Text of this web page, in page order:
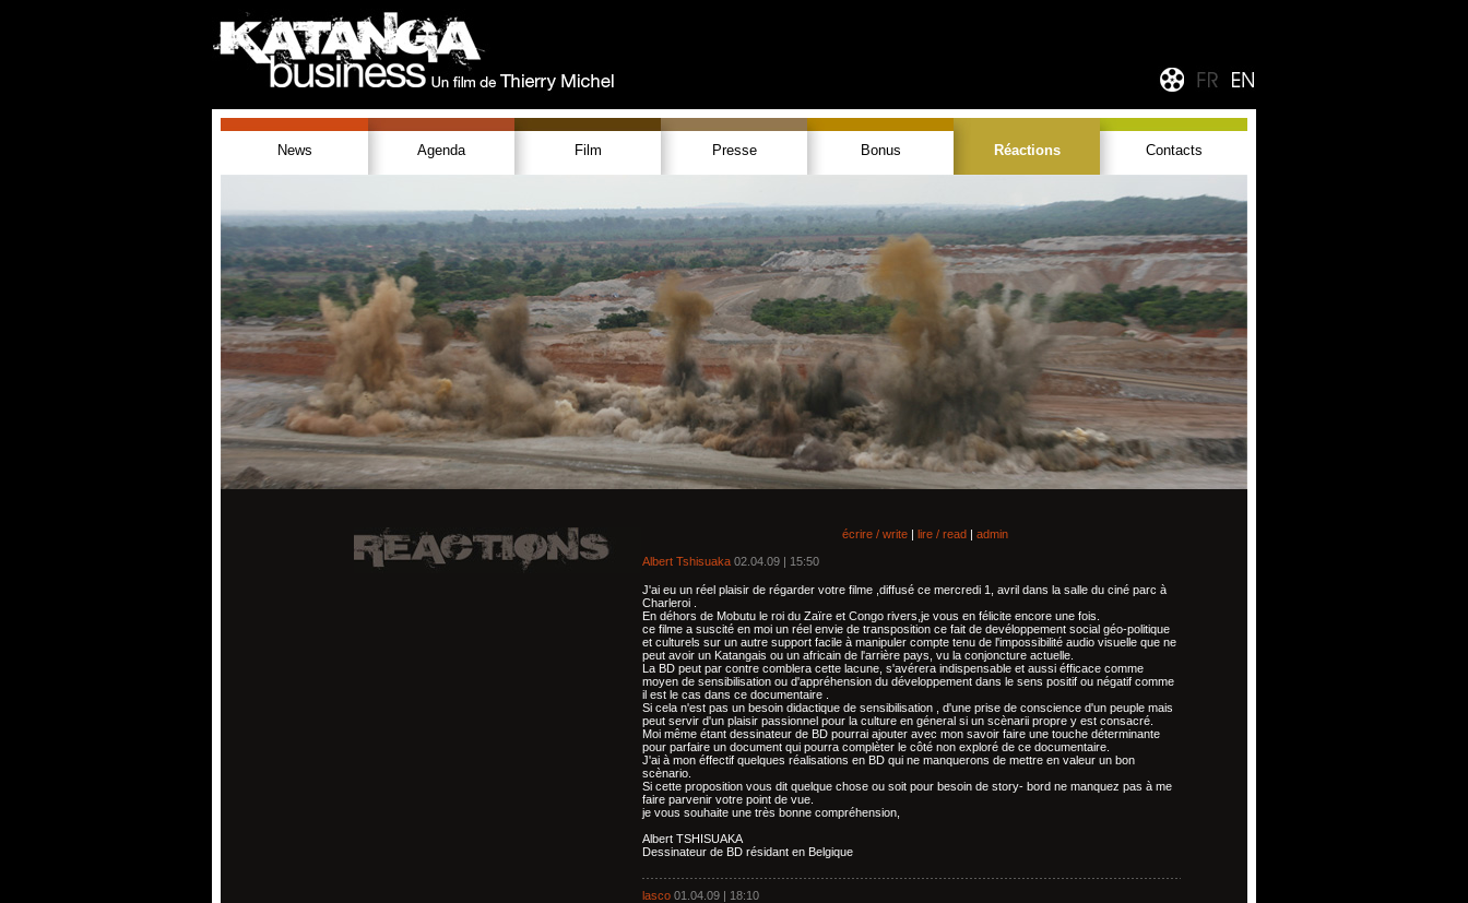
News Agenda Film Presse Bonus Réactions Contacts
écrire / write | lire / read | admin
Albert Tshisuaka 02.04.09 | 15:50
J'ai eu un réel plaisir de régarder votre filme ,diffusé ce mercredi 1, avril dans la salle du ciné parc à
Charleroi .
En déhors de Mobutu le roi du Zaïre et Congo rivers,je vous en félicite encore une fois.
ce filme a suscité en moi un réel envie de transposition ce fait de devéloppement social géo-politique
et culturels sur un autre support facile à manipuler compte tenu de l'impossibilité audio visuelle que ne
peut avoir un Katangais ou un africain de l'arrière pays, vu la conjoncture actuelle.
La BD peut par contre comblera cette lacune, s'avérera indispensable et aussi éfficace comme
moyen de sensibilisation ou d'appréhension du développement dans le sens positif ou négatif comme
il est le cas dans ce documentaire .
Si cela n'est pas un besoin didactique de sensibilisation , d'une prise de conscience d'un peuple mais
peut servir d'un plaisir passionnel pour la culture en géneral si un scènarii propre y est consacré.
Moi même étant dessinateur de BD pourrai ajouter avec mon savoir faire une touche déterminante
pour parfaire un document qui pourra complèter le côté non exploré de ce documentaire.
J'ai à mon éffectif quelques réalisations en BD qui ne manquerons de mettre en valeur un bon
scènario.
Si cette proposition vous dit quelque chose ou soit pour besoin de story- bord ne manquez pas à me
faire parvenir votre point de vue.
je vous souhaite une très bonne compréhension,
Albert TSHISUAKA
Dessinateur de BD résidant en Belgique
lasco 01.04.09 | 18:10